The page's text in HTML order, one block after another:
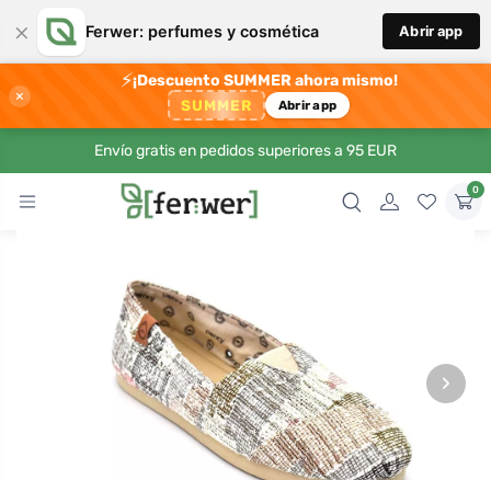
× Ferwer: perfumes y cosmética Abrir app
×
⚡¡Descuento SUMMER ahora mismo!
SUMMER Abrir app
Envío gratis en pedidos superiores a 95 EUR
0
›